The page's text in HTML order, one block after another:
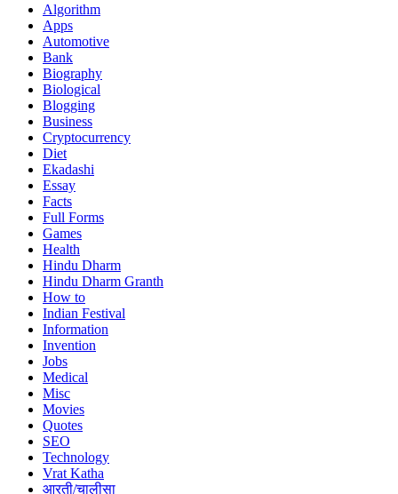
Algorithm
Apps
Automotive
Bank
Biography
Biological
Blogging
Business
Cryptocurrency
Diet
Ekadashi
Essay
Facts
Full Forms
Games
Health
Hindu Dharm
Hindu Dharm Granth
How to
Indian Festival
Information
Invention
Jobs
Medical
Misc
Movies
Quotes
SEO
Technology
Vrat Katha
आरती/चालीसा